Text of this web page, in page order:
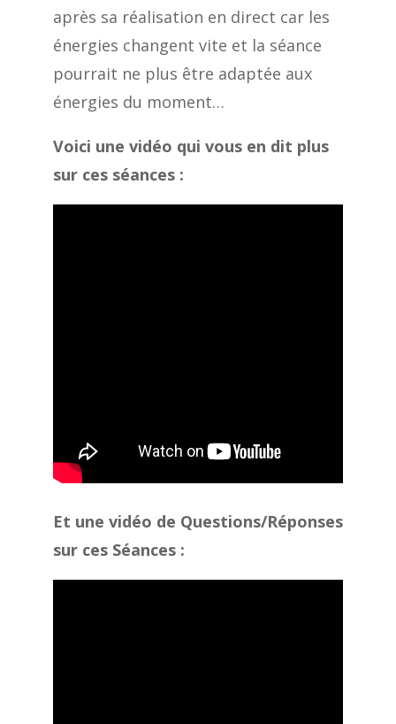
après sa réalisation en direct car les
énergies changent vite et la séance
pourrait ne plus être adaptée aux
énergies du moment…
Voici une vidéo qui vous en dit plus
sur ces séances :
Et une vidéo de Questions/Réponses
sur ces Séances :